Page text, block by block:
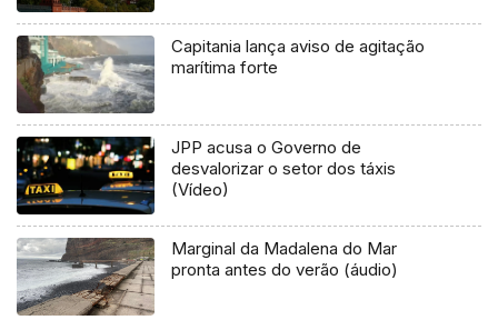
Capitania lança aviso de agitação
marítima forte
JPP acusa o Governo de
desvalorizar o setor dos táxis
(Vídeo)
Marginal da Madalena do Mar
pronta antes do verão (áudio)